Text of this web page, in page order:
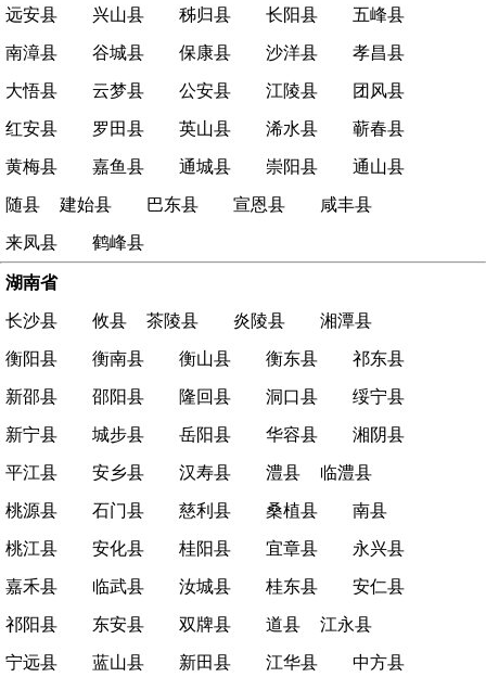
远安县 兴山县 秭归县 长阳县 五峰县
南漳县 谷城县 保康县 沙洋县 孝昌县
大悟县 云梦县 公安县 江陵县 团风县
红安县 罗田县 英山县 浠水县 蕲春县
黄梅县 嘉鱼县 通城县 崇阳县 通山县
随县 建始县 巴东县 宣恩县 咸丰县
来凤县 鹤峰县
湖南省
长沙县 攸县 茶陵县 炎陵县 湘潭县
衡阳县 衡南县 衡山县 衡东县 祁东县
新邵县 邵阳县 隆回县 洞口县 绥宁县
新宁县 城步县 岳阳县 华容县 湘阴县
平江县 安乡县 汉寿县 澧县 临澧县
桃源县 石门县 慈利县 桑植县 南县
桃江县 安化县 桂阳县 宜章县 永兴县
嘉禾县 临武县 汝城县 桂东县 安仁县
祁阳县 东安县 双牌县 道县 江永县
宁远县 蓝山县 新田县 江华县 中方县